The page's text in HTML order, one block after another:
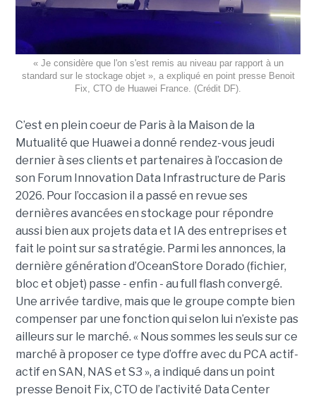
« Je considère que l'on s'est remis au niveau par rapport à un
standard sur le stockage objet », a expliqué en point presse Benoit
Fix, CTO de Huawei France. (Crédit DF).
C’est en plein coeur de Paris à la Maison de la
Mutualité que Huawei a donné rendez-vous jeudi
dernier à ses clients et partenaires à l’occasion de
son Forum Innovation Data Infrastructure de Paris
2026. Pour l’occasion il a passé en revue ses
dernières avancées en stockage pour répondre
aussi bien aux projets data et IA des entreprises et
fait le point sur sa stratégie. Parmi les annonces, la
dernière génération d’OceanStore Dorado (fichier,
bloc et objet) passe - enfin - au full flash convergé.
Une arrivée tardive, mais que le groupe compte bien
compenser par une fonction qui selon lui n’existe pas
ailleurs sur le marché. « Nous sommes les seuls sur ce
marché à proposer ce type d’offre avec du PCA actif-
actif en SAN, NAS et S3 », a indiqué dans un point
presse Benoit Fix, CTO de l’activité Data Center